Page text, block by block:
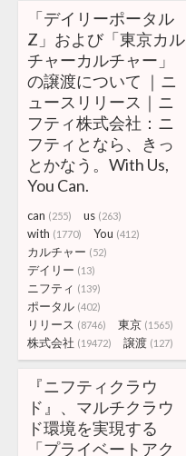
「デイリーポータル
Z」および「東京カル
チャーカルチャー」
の譲渡について ｜ニ
ュースリリース｜ニ
フティ株式会社：ニ
フティとなら、きっ
とかなう。With Us,
You Can.
can (255) us (263)
with (1770) You (412)
カルチャー (52)
デイリー (13)
ニフティ (139)
ポータル (402)
リリース (8746) 東京 (1565)
株式会社 (19472) 譲渡 (127)
『ニフティクラウ
ド』、マルチクラウ
ド環境を実現する
「プライベートアク